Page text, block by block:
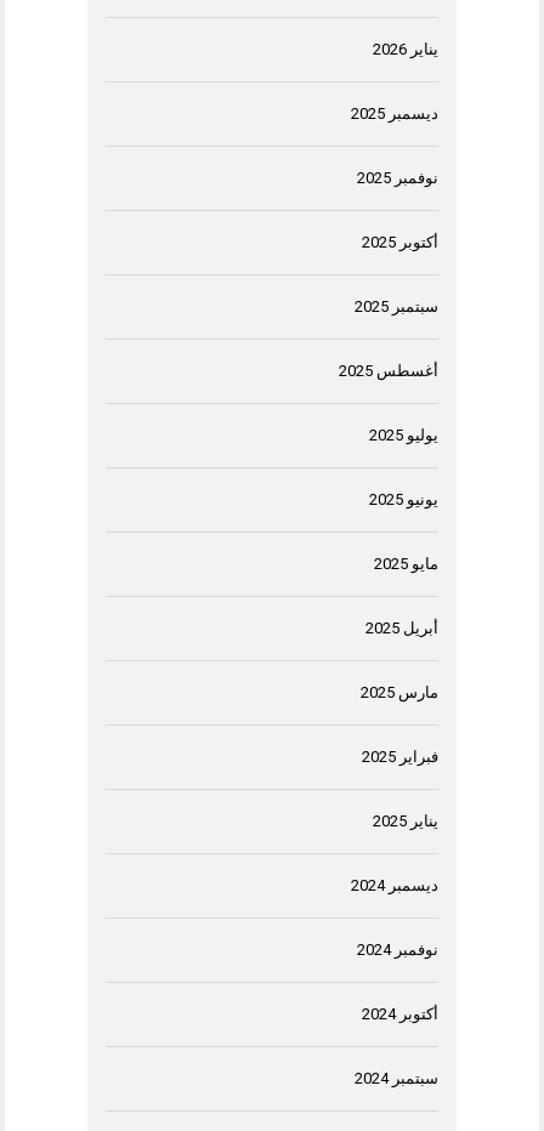
يناير 2026
ديسمبر 2025
نوفمبر 2025
أكتوبر 2025
سبتمبر 2025
أغسطس 2025
يوليو 2025
يونيو 2025
مايو 2025
أبريل 2025
مارس 2025
فبراير 2025
يناير 2025
ديسمبر 2024
نوفمبر 2024
أكتوبر 2024
سبتمبر 2024